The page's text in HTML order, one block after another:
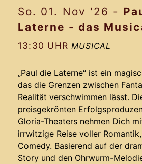
So. 01. Nov '26 -
Laterne - das
13:30 UHR MUSICAL
„Paul die Laterne“ ist ein
das die Grenzen zwischen
Realität verschwimmen lässt.
preisgekrönten
Gloria-Theaters nehmen Dich
irrwitzige Reise voller
Comedy. Basierend auf der
Story und den Ohrwurm-